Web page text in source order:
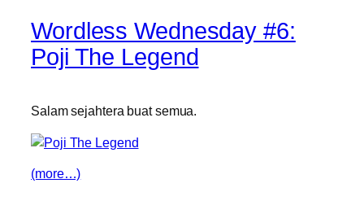
Wordless Wednesday #6:
Poji The Legend
Salam sejahtera buat semua.
(more…)